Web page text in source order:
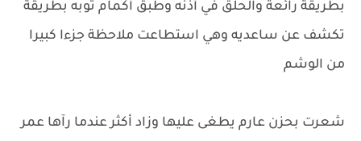
بطريقة رائعة والحلق في أذنه وطبق أكمام ثوبه بطريقة
تكشف عن ساعديه وهي استطاعت ملاحظة جزءا كبيرا
من الوشم
شعرت بحزن عارم يطغى عليها وزاد أكثر عندما رآها عمر